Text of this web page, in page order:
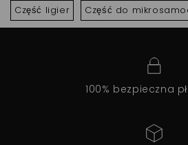
Część ligier Część do
100% bezpieczna